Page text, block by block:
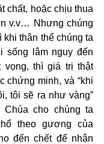
chất, hoặc chịu thua
v.v… Nhưng chúng
thân thể chúng ta
sống lâm nguy đến
vọng, thì giá trị thật
chứng minh, và “khi
tôi sẽ ra như vàng”
Chúa cho chúng ta
theo gương của
đến chết để nhận